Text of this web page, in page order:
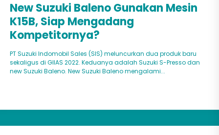
New Suzuki Baleno Gunakan Mesin
K15B, Siap Mengadang
Kompetitornya?
PT Suzuki Indomobil Sales (SIS) meluncurkan dua produk baru
sekaligus di GIIAS 2022. Keduanya adalah Suzuki S-Presso dan
new Suzuki Baleno. New Suzuki Baleno mengalami...